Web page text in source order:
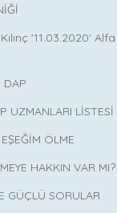
'11.03.2020'
DAP
UZMANLARI LİSTESİ
ÖLME
HAKKIN VAR MI?
GÜÇLÜ SORULAR